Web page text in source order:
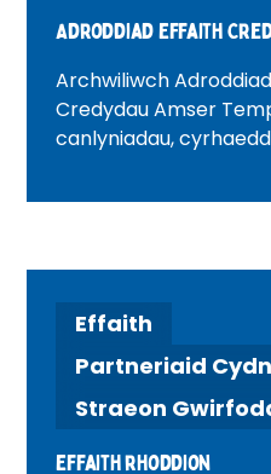
Adroddiad Effaith
Archwiliwch
Credydau Amser
canlyniadau,
Amser yn gwneud
Effaith
Partneriaid
Straeon
Effaith rhoddion